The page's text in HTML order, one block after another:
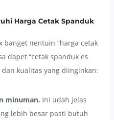
Harga Cetak Spanduk
banget nentuin “harga cetak
dapet “cetak spanduk es
kualitas yang diinginkan:
minuman. Ini udah jelas
lebih besar pasti butuh